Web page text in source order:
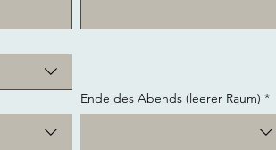
Ende des Abends (leerer Raum) *